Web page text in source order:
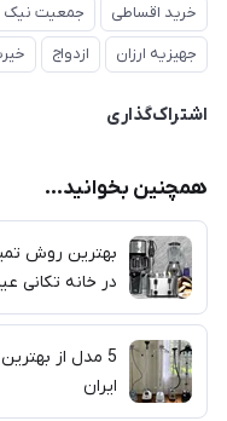
خرید اقساطی
جمعیت
جهیزیه ارزان
ازدواج
اشتراک‌گذاری
همچنین بخوانید...
بهترین روش
در خانه تکانی
5 مدل از
ایران